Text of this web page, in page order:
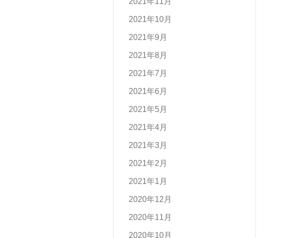
2021年10月
2021年9月
2021年8月
2021年7月
2021年6月
2021年5月
2021年4月
2021年3月
2021年2月
2021年1月
2020年12月
2020年11月
2020年10月